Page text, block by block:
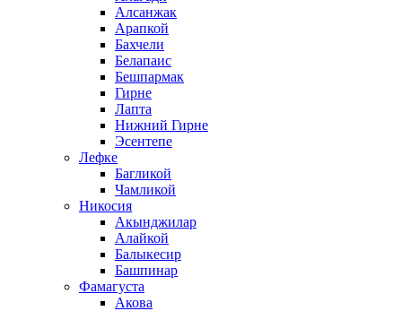
Алсанжак
Арапкой
Бахчели
Белапаис
Бешпармак
Гирне
Лапта
Нижний Гирне
Эсентепе
Лефке
Багликой
Чамликой
Никосия
Акынджилар
Алайкой
Балыкесир
Башпинар
Фамагуста
Акова